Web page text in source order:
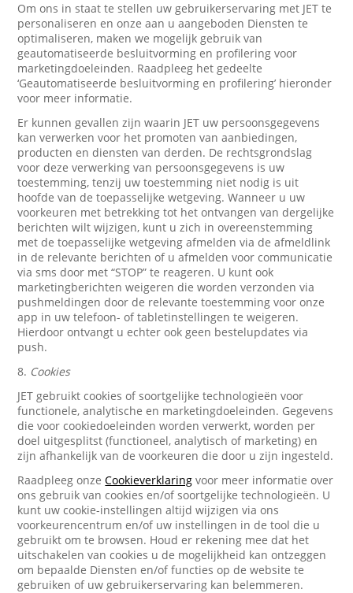
Om ons in staat te stellen uw gebruikerservaring met JET te
personaliseren en onze aan u aangeboden Diensten te
optimaliseren, maken we mogelijk gebruik van
geautomatiseerde besluitvorming en profilering voor
marketingdoeleinden. Raadpleeg het gedeelte
‘Geautomatiseerde besluitvorming en profilering’ hieronder
voor meer informatie.
Er kunnen gevallen zijn waarin JET uw persoonsgegevens
kan verwerken voor het promoten van aanbiedingen,
producten en diensten van derden. De rechtsgrondslag
voor deze verwerking van persoonsgegevens is uw
toestemming, tenzij uw toestemming niet nodig is uit
hoofde van de toepasselijke wetgeving. Wanneer u uw
voorkeuren met betrekking tot het ontvangen van dergelijke
berichten wilt wijzigen, kunt u zich in overeenstemming
met de toepasselijke wetgeving afmelden via de afmeldlink
in de relevante berichten of u afmelden voor communicatie
via sms door met “STOP” te reageren. U kunt ook
marketingberichten weigeren die worden verzonden via
pushmeldingen door de relevante toestemming voor onze
app in uw telefoon- of tabletinstellingen te weigeren.
Hierdoor ontvangt u echter ook geen bestelupdates via
push.
8. Cookies
JET gebruikt cookies of soortgelijke technologieën voor
functionele, analytische en marketingdoeleinden. Gegevens
die voor cookiedoeleinden worden verwerkt, worden per
doel uitgesplitst (functioneel, analytisch of marketing) en
zijn afhankelijk van de voorkeuren die door u zijn ingesteld.
Raadpleeg onzeCookieverklaring voor meer informatie over
ons gebruik van cookies en/of soortgelijke technologieën. U
kunt uw cookie-instellingen altijd wijzigen via ons
voorkeurencentrum en/of uw instellingen in de tool die u
gebruikt om te browsen. Houd er rekening mee dat het
uitschakelen van cookies u de mogelijkheid kan ontzeggen
om bepaalde Diensten en/of functies op de website te
gebruiken of uw gebruikerservaring kan belemmeren.